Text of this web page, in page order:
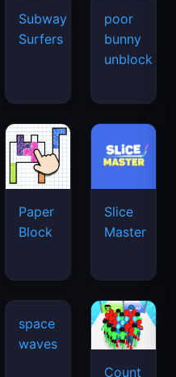
Subway
Surfers
poor
bunny
unblock
Paper
Block
Slice
Master
space
waves
Count